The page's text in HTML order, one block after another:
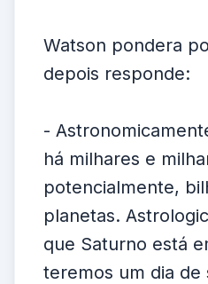
Watson pondera
depois responde:
-
há milhares e
potencialmente,
planetas.
que Saturno está
teremos um dia de